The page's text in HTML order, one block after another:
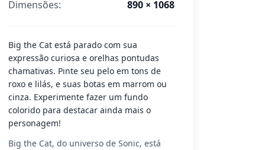
Dimensões: 890 × 1068
Big the Cat está parado com sua
expressão curiosa e orelhas pontudas
chamativas. Pinte seu pelo em tons de
roxo e lilás, e suas botas em marrom ou
cinza. Experimente fazer um fundo
colorido para destacar ainda mais o
personagem!
Big the Cat, do universo de Sonic, está